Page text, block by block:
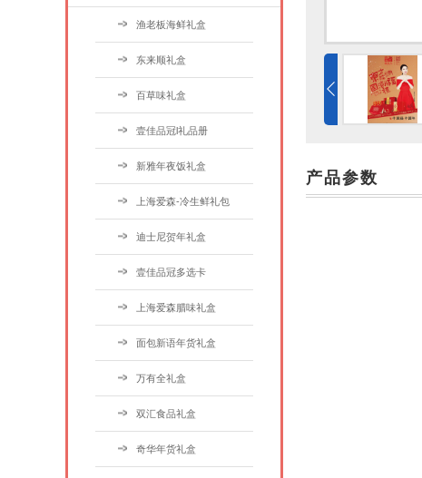
渔老板海鲜礼盒
东来顺礼盒
百草味礼盒
壹佳品冠l礼品册
新雅年夜饭礼盒
上海爱森-冷生鲜礼包
迪士尼贺年礼盒
壹佳品冠多选卡
上海爱森腊味礼盒
面包新语年货礼盒
万有全礼盒
双汇食品礼盒
奇华年货礼盒
产品参数